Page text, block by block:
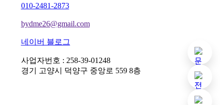
010-2481-2873
bydme26@gmail.com
네이버 블로그
사업자번호 : 258-39-01248
경기 고양시 덕양구 중앙로 559 8층
기본
아임